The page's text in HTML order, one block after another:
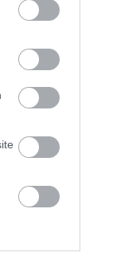
Comunio
YENİ YAZILAR
Düşük Bütçeyle Büyük
Kaçırılmaması Gereken
Ya Patlayacak Ya da
Comunio’nun En Riskli